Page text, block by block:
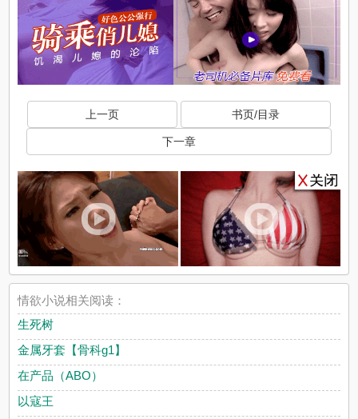
上一页 书页/目录
下一章
情欲小说相关阅读：
生死树
金属牙套【骨科g1】
在产品（ABO）
以寇王